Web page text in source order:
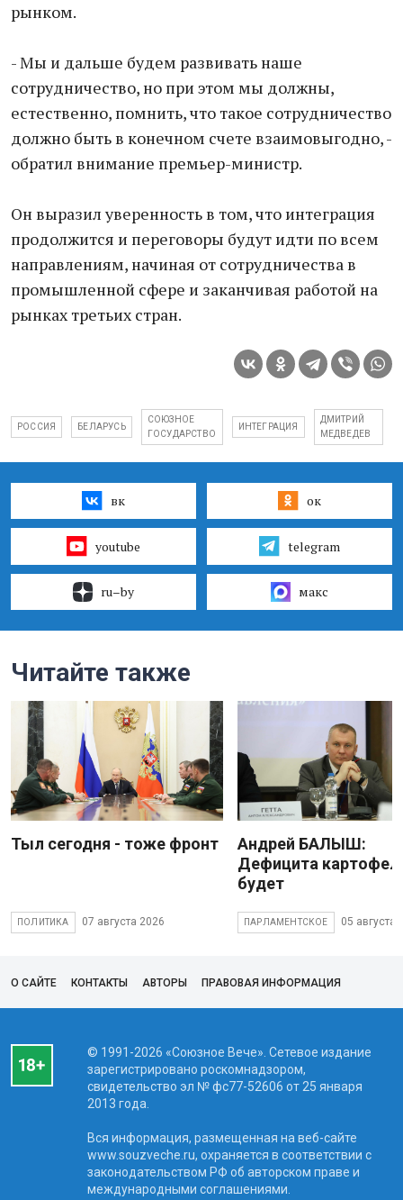
рынком.
- Мы и дальше будем развивать наше
сотрудничество, но при этом мы должны,
естественно, помнить, что такое сотрудничество
должно быть в конечном счете взаимовыгодно, -
обратил внимание премьер-министр.
Он выразил уверенность в том, что интеграция
продолжится и переговоры будут идти по всем
направлениям, начиная от сотрудничества в
промышленной сфере и заканчивая работой на
рынках третьих стран.
РОССИЯ БЕЛАРУСЬ
СОЮЗНОЕ
ГОСУДАРСТВО
ИНТЕГРАЦИЯ
ДМИТРИЙ
МЕДВЕДЕВ
вк ок
youtube telegram
ru–by макс
Читайте также
Тыл сегодня - тоже фронт
ПОЛИТИКА 07 августа 2026
Андрей БАЛЫШ:
Дефицита
будет
ПАРЛАМЕНТСКОЕ 05 августа
О САЙТЕ КОНТАКТЫ АВТОРЫ ПРАВОВАЯ ИНФОРМАЦИЯ
© 1991-2026 «Союзное Вече». Сетевое издание
зарегистрировано роскомнадзором,
свидетельство эл № фc77-52606 от 25 января
2013 года.
Вся информация, размещенная на веб-сайте
www.souzveche.ru, охраняется в соответствии с
законодательством РФ об авторском праве и
международными соглашениями.